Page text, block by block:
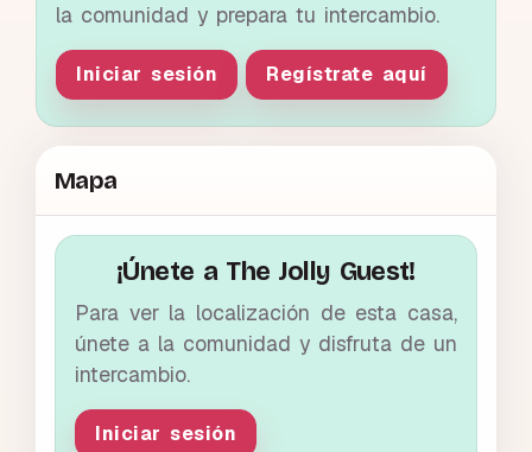
la comunidad y prepara tu intercambio.
Iniciar sesión Regístrate aquí
Mapa
¡Únete a The Jolly Guest!
Para ver la localización de esta casa,
únete a la comunidad y disfruta de un
intercambio.
Iniciar sesión